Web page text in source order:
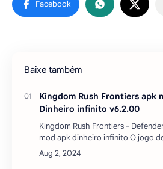
Baixe também
Kingdom Rush Frontiers apk
Dinheiro infinito v6.2.00
Kingdom Rush Frontiers -
mod apk dinheiro infinito O jogo de defesa
de torres mais tinhosamente
de volta - Boas-vindas a Kingdom